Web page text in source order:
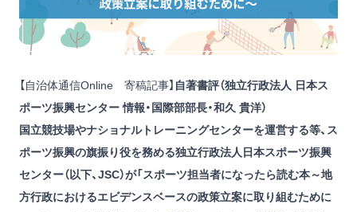
【自治体通信Online 寄稿記事】 自著書評（独立行政法人 日本ス
ポーツ振興センター 情報・国際部部長・和久 貴洋）
国立競技場やナショナルトレーニングセンターを運営する等、ス
ポーツ振興の旗振り役を務める独立行政法人日本スポーツ振興
センター（以下、JSC）が「スポーツ担当者になったら読む本～地
方行政におけるエビデンスベースの政策立案に取り組むために